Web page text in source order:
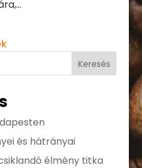
Keresés
és hátrányai
élmény titka